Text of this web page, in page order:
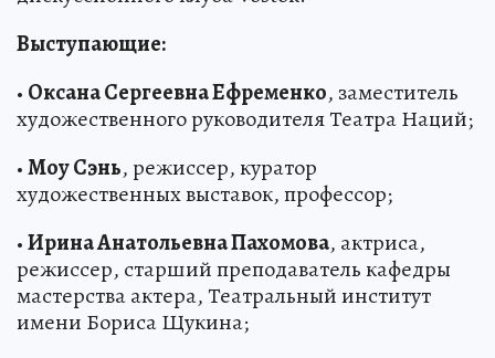
Выступающие:
• Оксана Сергеевна Ефременко, заместитель
художественного руководителя Театра Наций;
•Моу Сэнь, режиссер, куратор
художественных выставок, профессор;
•Ирина Анатольевна Пахомова, актриса,
режиссер, старший преподаватель кафедры
мастерства актера, Театральный институт
имени Бориса Щукина;